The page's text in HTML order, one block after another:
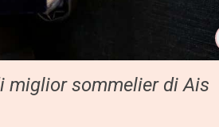
sommelier di Ais